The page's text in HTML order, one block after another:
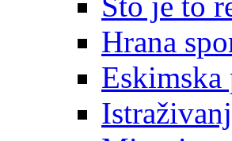
Hrana
Eskimska